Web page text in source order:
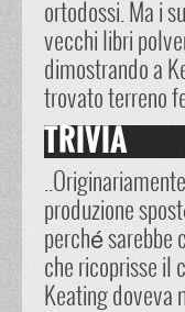
ortodossi. Ma i
vecchi libri
dimostrando a
trovato terreno
TRIVIA
produzione
perché sarebbe
che ricoprisse il
Keating doveva